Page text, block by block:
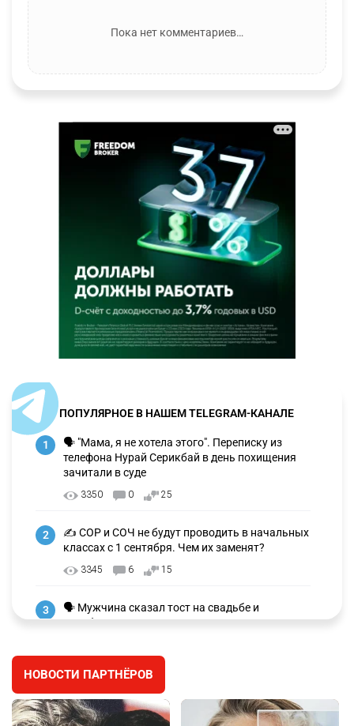
Пока нет комментариев…
ПОПУЛЯРНОЕ В НАШЕМ TELEGRAM-КАНАЛЕ
1
🗣 "Мама, я не хотела этого". Переписку из
телефона Нурай Серикбай в день похищения
зачитали в суде
3350 0 25
2
✍️ СОР и СОЧ не будут проводить в начальных
классах с 1 сентября. Чем их заменят?
3345 6 15
3
🗣 Мужчина сказал тост на свадьбе и
заработал уголовное дело
🐏 Скота больше, а мясо дороже. Почему в
Казахстане продолжают расти цены на
баранину и конину
НОВОСТИ ПАРТНЁРОВ